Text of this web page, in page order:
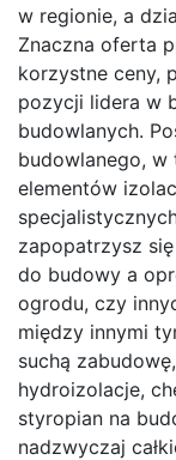
w regionie, a
Znaczna oferta
korzystne ceny,
pozycji lidera w
budowlanych.
budowlanego,
elementów
zapopatrzysz
do budowy a
ogrodu, czy
między innymi
suchą
hydroizolacje,
styropian na
nadzwyczaj